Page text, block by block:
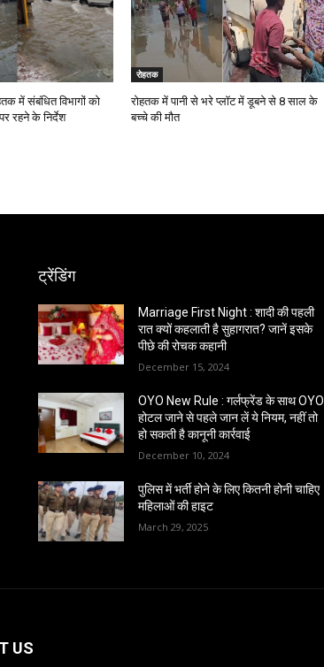
में संबंधित विभागों को
रहने के निर्देश
रोहतक
रोहतक में पानी से भरे प्लॉट में डूबने से 8 साल के
बच्चे की मौत
ट्रेंडिंग
Marriage First Night : शादी की पहली
रात क्यों कहलाती है सुहागरात? जानें इसके
पीछे की रोचक कहानी
December 15, 2024
OYO New Rule : गर्लफ्रेंड के साथ OYO
होटल जाने से पहले जान लें ये नियम, नहीं तो
हो सकती है कानूनी कार्रवाई
December 10, 2024
पुलिस में भर्ती होने के लिए कितनी होनी चाहिए
महिलाओं की हाइट
March 29, 2025
US